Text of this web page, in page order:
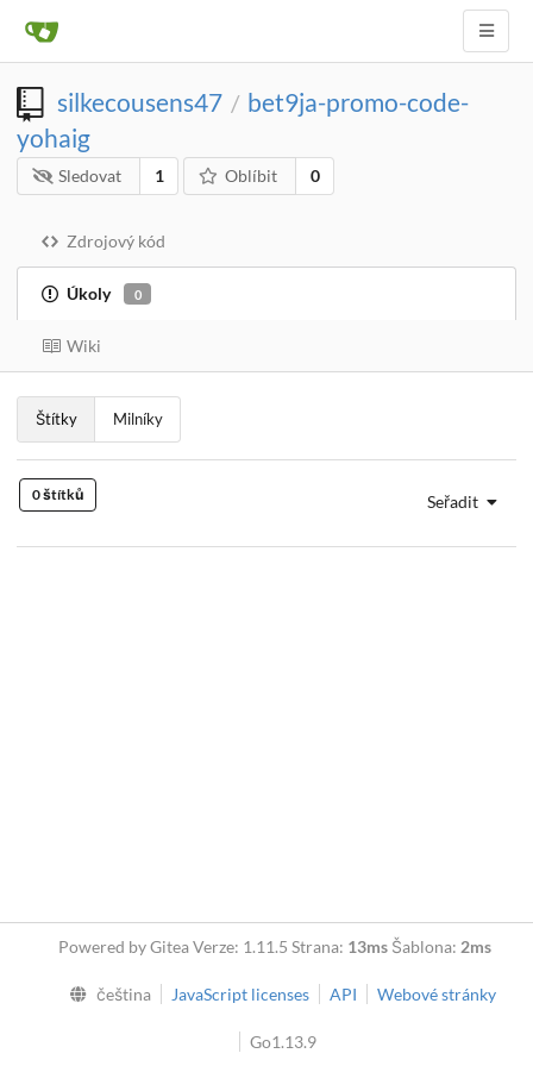
silkecousens47 / bet9ja-promo-code-
yohaig
Sledovat 1 Oblíbit 0
Zdrojový kód
Úkoly 0
Wiki
Štítky Milníky
Seřadit
0 štítků
Powered by Gitea Verze: 1.11.5 Strana: 13ms Šablona: 2ms
čeština JavaScript licenses API Webové stránky
Go1.13.9